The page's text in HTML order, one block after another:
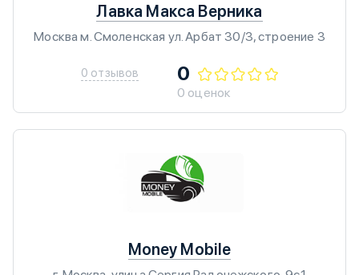
Лавка Макса Верника
Москва м. Смоленская ул. Арбат 30/3, строение 3
0 отзывов 0
0 оценок
Money Mobile